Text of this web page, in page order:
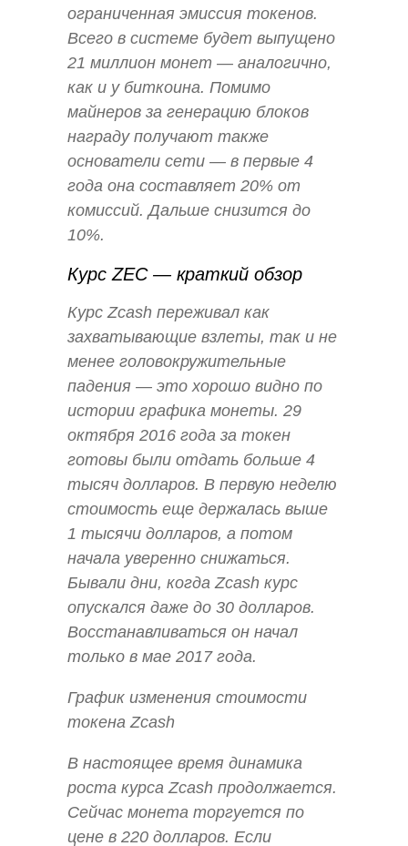
ограниченная эмиссия токенов.
Всего в системе будет выпущено
21 миллион монет — аналогично,
как и у биткоина. Помимо
майнеров за генерацию блоков
награду получают также
основатели сети — в первые 4
года она составляет 20% от
комиссий. Дальше снизится до
10%.
Курс ZEC — краткий обзор
Курс Zcash переживал как
захватывающие взлеты, так и не
менее головокружительные
падения — это хорошо видно по
истории графика монеты. 29
октября 2016 года за токен
готовы были отдать больше 4
тысяч долларов. В первую неделю
стоимость еще держалась выше
1 тысячи долларов, а потом
начала уверенно снижаться.
Бывали дни, когда Zcash курс
опускался даже до 30 долларов.
Восстанавливаться он начал
только в мае 2017 года.
График изменения стоимости
токена Zcash
В настоящее время динамика
роста курса Zcash продолжается.
Сейчас монета торгуется по
цене в 220 долларов. Если